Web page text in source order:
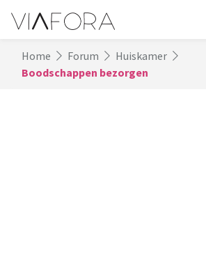
Home Forum
Huiskamer
Boodschappen bezorgen